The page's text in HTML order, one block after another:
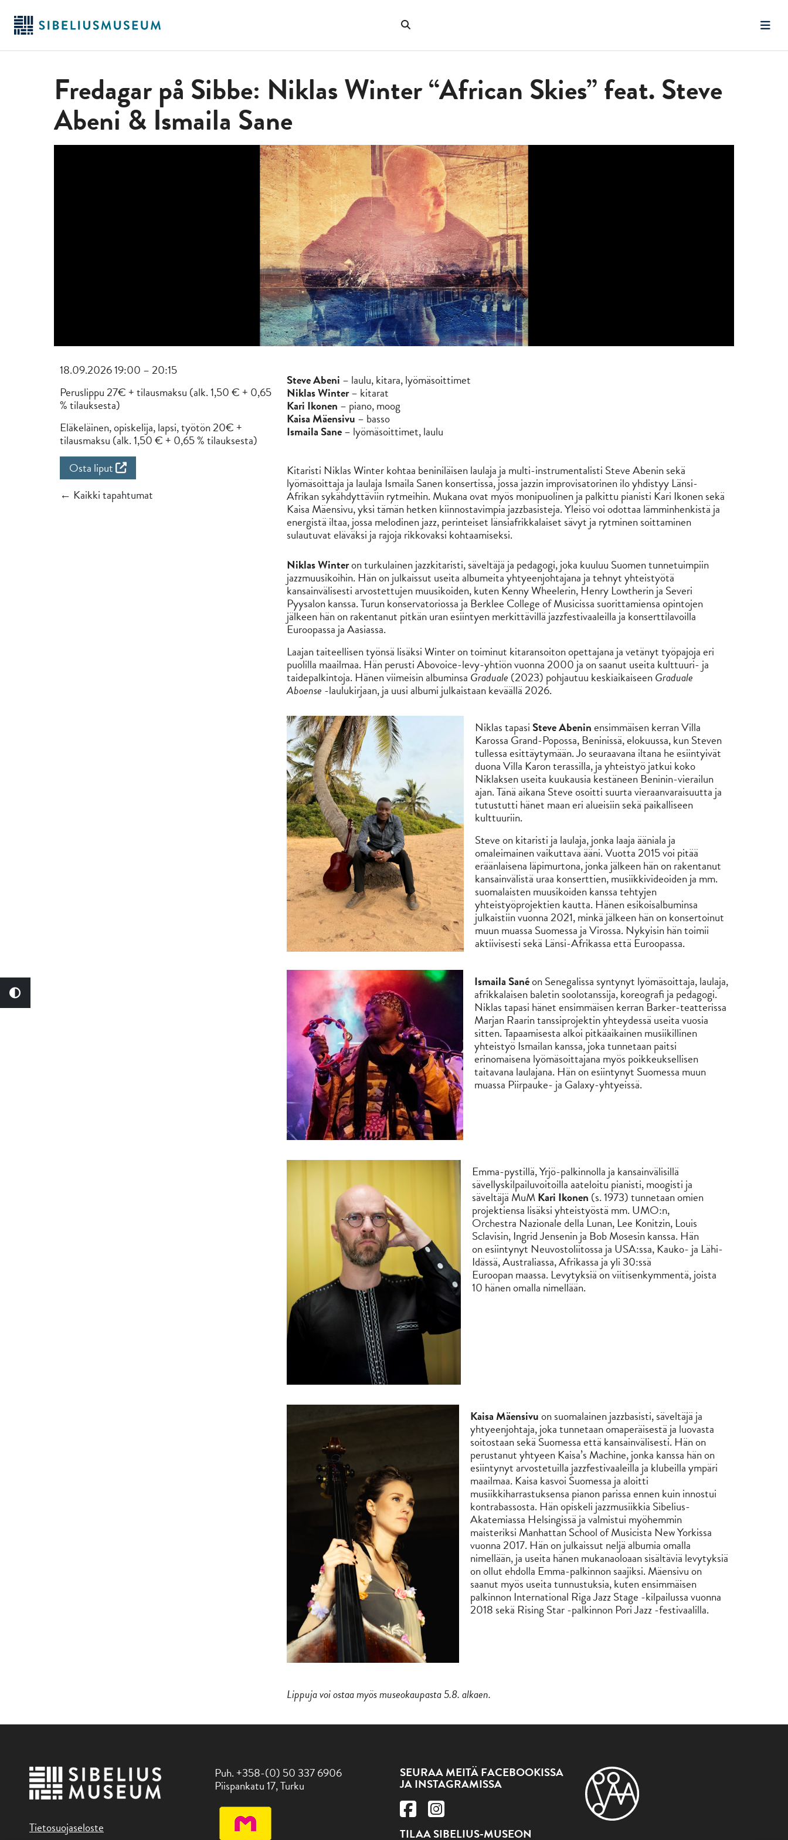
pääsisältöön
Hae
Fredagar på Sibbe: Niklas Winter “African Skies” feat. Steve
Abeni & Ismaila Sane
18.09.2026 19:00 – 20:15
Peruslippu 27€ + tilausmaksu (alk. 1,50 € + 0,65
% tilauksesta)
Eläkeläinen, opiskelija, lapsi, työtön 20€ +
tilausmaksu (alk. 1,50 € + 0,65 % tilauksesta)
Osta liput
← Kaikki tapahtumat
Steve Abeni – laulu, kitara, lyömäsoittimet
Niklas Winter– kitarat
Kari Ikonen – piano, moog
Kaisa Mäensivu – basso
Ismaila Sane– lyömäsoittimet, laulu
Kitaristi Niklas Winter kohtaa beniniläisen laulaja ja multi-instrumentalisti Steve Abenin sekä
lyömäsoittaja ja laulaja Ismaila Sanen konsertissa, jossa jazzin improvisatorinen ilo yhdistyy Länsi-
Afrikan sykähdyttäviin rytmeihin. Mukana ovat myös monipuolinen ja palkittu pianisti Kari Ikonen sekä
Kaisa Mäensivu, yksi tämän hetken kiinnostavimpia jazzbasisteja. Yleisö voi odottaa lämminhenkistä ja
energistä iltaa, jossa melodinen jazz, perinteiset länsiafrikkalaiset sävyt ja rytminen soittaminen
sulautuvat eläväksi ja rajoja rikkovaksi kohtaamiseksi.
Niklas Winteron turkulainen jazzkitaristi, säveltäjä ja pedagogi, joka kuuluu Suomen tunnetuimpiin
jazzmuusikoihin. Hän on julkaissut useita albumeita yhtyeenjohtajana ja tehnyt yhteistyötä
kansainvälisesti arvostettujen muusikoiden, kuten Kenny Wheelerin, Henry Lowtherin ja Severi
Pyysalon kanssa. Turun konservatoriossa ja Berklee College of Musicissa suorittamiensa opintojen
jälkeen hän on rakentanut pitkän uran esiintyen merkittävillä jazzfestivaaleilla ja konserttilavoilla
Euroopassa ja Aasiassa.
Laajan taiteellisen työnsä lisäksi Winter on toiminut kitaransoiton opettajana ja vetänyt työpajoja eri
puolilla maailmaa. Hän perusti Abovoice-levy-yhtiön vuonna 2000 ja on saanut useita kulttuuri- ja
taidepalkintoja. Hänen viimeisin albuminsa Graduale (2023) pohjautuu keskiaikaiseenGraduale
Aboense -laulukirjaan, ja uusi albumi julkaistaan keväällä 2026.
Niklas tapasi Steve Abeninensimmäisen kerran Villa
Karossa Grand-Popossa, Beninissä, elokuussa, kun Steven
tullessa esittäytymään. Jo seuraavana iltana he esiintyivät
duona Villa Karon terassilla, ja yhteistyö jatkui koko
Niklaksen useita kuukausia kestäneen Beninin-vierailun
ajan. Tänä aikana Steve osoitti suurta vieraanvaraisuutta ja
tutustutti hänet maan eri alueisiin sekä paikalliseen
kulttuuriin.
Steve on kitaristi ja laulaja, jonka laaja ääniala ja
omaleimainen vaikuttava ääni. Vuotta 2015 voi pitää
eräänlaisena läpimurtona, jonka jälkeen hän on rakentanut
kansainvälistä uraa konserttien, musiikkivideoiden ja mm.
suomalaisten muusikoiden kanssa tehtyjen
yhteistyöprojektien kautta. Hänen esikoisalbuminsa
julkaistiin vuonna 2021, minkä jälkeen hän on konsertoinut
muun muassa Suomessa ja Virossa. Nykyisin hän toimii
aktiivisesti sekä Länsi-Afrikassa että Euroopassa.
Ismaila Sanéon Senegalissa syntynyt lyömäsoittaja, laulaja,
afrikkalaisen baletin soolotanssija, koreografi ja pedagogi.
Niklas tapasi hänet ensimmäisen kerran Barker-teatterissa
Marjan Raarin tanssiprojektin yhteydessä useita vuosia
sitten. Tapaamisesta alkoi pitkäaikainen musiikillinen
yhteistyö Ismailan kanssa, joka tunnetaan paitsi
erinomaisena lyömäsoittajana myös poikkeuksellisen
taitavana laulajana. Hän on esiintynyt Suomessa muun
muassa Piirpauke- ja Galaxy-yhtyeissä.
Emma-pystillä, Yrjö-palkinnolla ja kansainvälisillä
sävellyskilpailuvoitoilla aateloitu pianisti, moogisti ja
säveltäjä MuMKari Ikonen (s. 1973) tunnetaan omien
projektiensa lisäksi yhteistyöstä mm. UMO:n,
Orchestra Nazionale della Lunan, Lee Konitzin, Louis
Sclavisin, Ingrid Jensenin ja Bob Mosesin kanssa. Hän
on esiintynyt Neuvostoliitossa ja USA:ssa, Kauko- ja Lähi-
Idässä, Australiassa, Afrikassa ja yli 30:ssä
Euroopan maassa. Levytyksiä on viitisenkymmentä, joista
10 hänen omalla nimellään.
Kaisa Mäensivuon suomalainen jazzbasisti, säveltäjä ja
yhtyeenjohtaja, joka tunnetaan omaperäisestä ja luovasta
soitostaan sekä Suomessa että kansainvälisesti. Hän on
perustanut yhtyeen Kaisa’s Machine, jonka kanssa hän on
esiintynyt arvostetuilla jazzfestivaaleilla ja klubeilla ympäri
maailmaa. Kaisa kasvoi Suomessa ja aloitti
musiikkiharrastuksensa pianon parissa ennen kuin innostui
kontrabassosta. Hän opiskeli jazzmusiikkia Sibelius-
Akatemiassa Helsingissä ja valmistui myöhemmin
maisteriksi Manhattan School of Musicista New Yorkissa
vuonna 2017. Hän on julkaissut neljä albumia omalla
nimellään, ja useita hänen mukanaoloaan sisältäviä levytyksiä
on ollut ehdolla Emma-palkinnon saajiksi. Mäensivu on
saanut myös useita tunnustuksia, kuten ensimmäisen
palkinnon International Riga Jazz Stage -kilpailussa vuonna
2018 sekä Rising Star -palkinnon Pori Jazz -festivaalilla.
Lippuja voi ostaa myös museokaupasta 5.8. alkaen.
Tietosuojaseloste
Puh. +358-(0) 50 337 6906
Piispankatu 17, Turku
SEURAA MEITÄ FACEBOOKISSA
JA INSTAGRAMISSA
TILAA SIBELIUS-MUSEON